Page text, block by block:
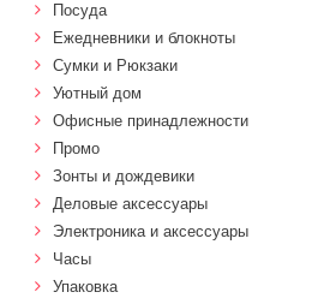
Посуда
Ежедневники и блокноты
Сумки и Рюкзаки
Уютный дом
Офисные принадлежности
Промо
Зонты и дождевики
Деловые аксессуары
Электроника и аксессуары
Часы
Упаковка